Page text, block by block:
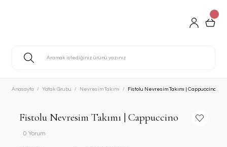
Anasayfa Yatak Grubu Nevresim Takımı Fistolu Nevresim Takımı | Cappuccino
Fistolu Nevresim Takımı | Cappuccino
0 Yorum